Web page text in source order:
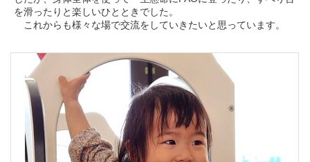
を滑ったりと楽しいひとときでした。
これからも様々な場で交流をしていきたいと思っています。